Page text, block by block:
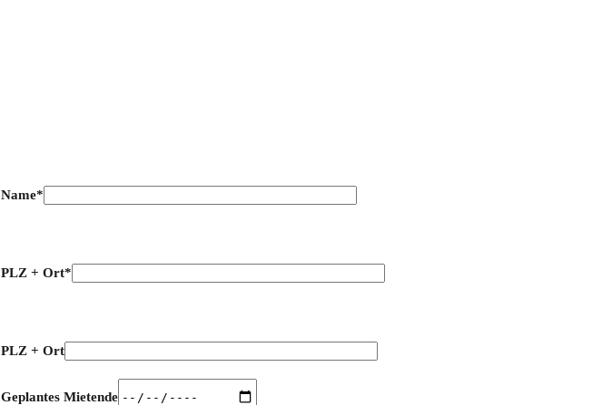
Name*
PLZ + Ort*
PLZ + Ort
Geplantes Mietende